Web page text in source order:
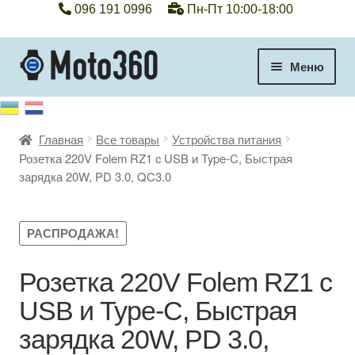
096 191 0996 Пн-Пт 10:00-18:00
Перейти
к
навигации
Перейти
к
содержимому
Меню
+38 096 191 0996
Категории
Гарантия
Оплата, доставка
Контакты
Отзывы
Главная Все товары
Устройства питания
Розетка 220V Folem RZ1 c USB и Type-C, Быстрая
зарядка 20W, PD 3.0, QC3.0
РАСПРОДАЖА!
Розетка 220V Folem RZ1 c
USB и Type-C, Быстрая
зарядка 20W, PD 3.0,